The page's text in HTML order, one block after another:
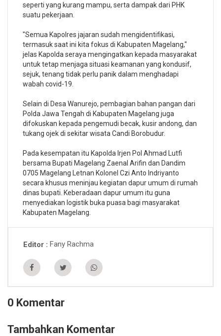
seperti yang kurang mampu, serta dampak dari PHK
suatu pekerjaan.
"Semua Kapolres jajaran sudah mengidentifikasi,
termasuk saat ini kita fokus di Kabupaten Magelang,"
jelas Kapolda seraya mengingatkan kepada masyarakat
untuk tetap menjaga situasi keamanan yang kondusif,
sejuk, tenang tidak perlu panik dalam menghadapi
wabah covid-19.
Selain di Desa Wanurejo, pembagian bahan pangan dari
Polda Jawa Tengah di Kabupaten Magelang juga
difokuskan kepada pengemudi becak, kusir andong, dan
tukang ojek di sekitar wisata Candi Borobudur.
Pada kesempatan itu Kapolda Irjen Pol Ahmad Lutfi
bersama Bupati Magelang Zaenal Arifin dan Dandim
0705 Magelang Letnan Kolonel Czi Anto Indriyanto
secara khusus meninjau kegiatan dapur umum di rumah
dinas bupati. Keberadaan dapur umum itu guna
menyediakan logistik buka puasa bagi masyarakat
Kabupaten Magelang.
Editor Fany Rachma
0 Komentar
Tambahkan Komentar